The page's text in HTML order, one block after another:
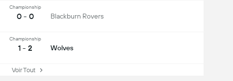
Championship
0 - 0 Blackburn Rovers
Championship
1 - 2 Wolves
Voir Tout